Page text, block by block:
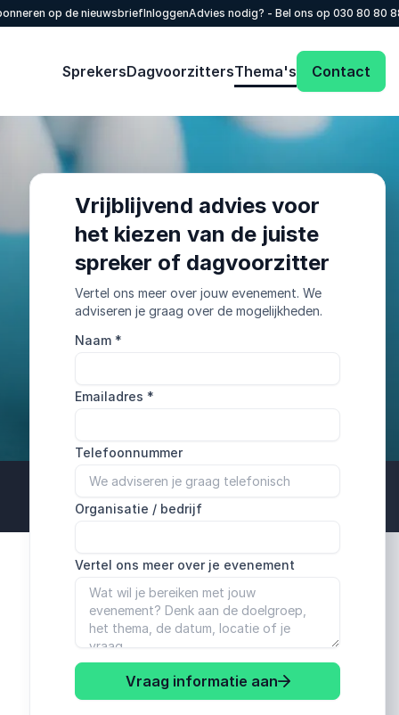
op de nieuwsbriefInloggenAdvies nodig? - Bel ons op 030 80 80
SprekersDagvoorzittersThema's Contact
Vrijblijvend advies voor
het kiezen van de juiste
spreker of dagvoorzitter
Vertel ons meer over jouw evenement. We
adviseren je graag over de mogelijkheden.
Naam *
Emailadres *
Telefoonnummer
Organisatie / bedrijf
Vertel ons meer over je evenement
Vraag informatie aan